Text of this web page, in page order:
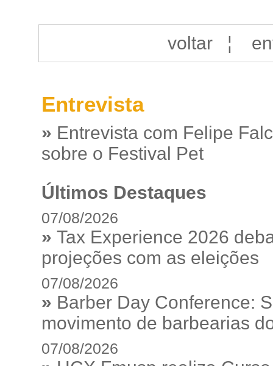
voltar¦
Entrevista
» Entrevista com Felipe
sobre o Festival Pet
Últimos Destaques
07/08/2026
» Tax Experience 2026
projeções com as eleições
07/08/2026
» Barber Day Conference:
movimento de barbearias
07/08/2026